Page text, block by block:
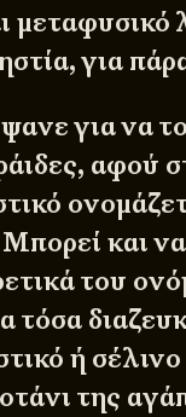
μεταφυσικό
για
για να
αφού
και
του
τόσα
ή
της